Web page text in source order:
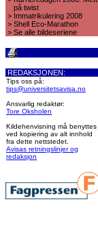
på twist
> Immatrikulering 2008
> Shell Eco-Marathon
> Se alle bildeseriene
REDAKSJONEN:
Tips oss på:
tips@universitetsavisa.no
Ansvarlig redaktør:
Tore Oksholen
Kildehenvisning må benyttes
ved kopiering av alt innhold
fra dette nettstedet.
Avisas retningslinjer og
redaksjon